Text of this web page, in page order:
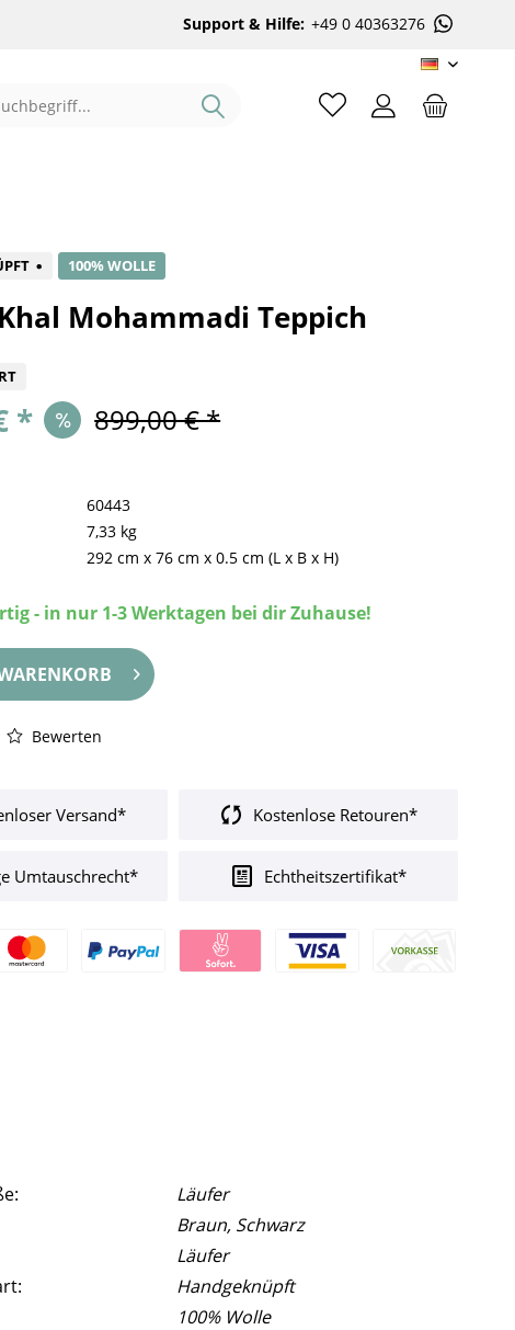
Support & Hilfe: +49 0 40363276
DE
%
100% WOLLE
Mohammadi Teppich
* 899,00 € *
60443
7,33 kg
292 cm x76 cm x0.5 cm (L x B x H)
- in nur 1-3 Werktagen bei dir Zuhause!
Bewerten
Versand* Kostenlose Retouren*
Umtauschrecht* Echtheitszertifikat*
Läufer
Braun, Schwarz
Läufer
Handgeknüpft
100% Wolle